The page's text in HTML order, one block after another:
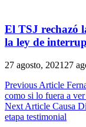
El TSJ rechazó
la ley de
27 agosto, 2021 27
Navegación
de
entradas
Previous Article
como si lo fuera a
Next Article Causa
etapa testimonial